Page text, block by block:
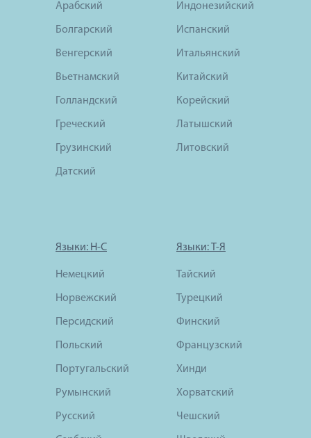
Арабский
Болгарский
Венгерский
Вьетнамский
Голландский
Греческий
Грузинский
Датский
Индонезийский
Испанский
Итальянский
Китайский
Корейский
Латышский
Литовский
Языки: Н-С
Немецкий
Норвежский
Персидский
Польский
Португальский
Румынский
Русский
Языки: Т-Я
Тайский
Турецкий
Финский
Французский
Хинди
Хорватский
Чешский